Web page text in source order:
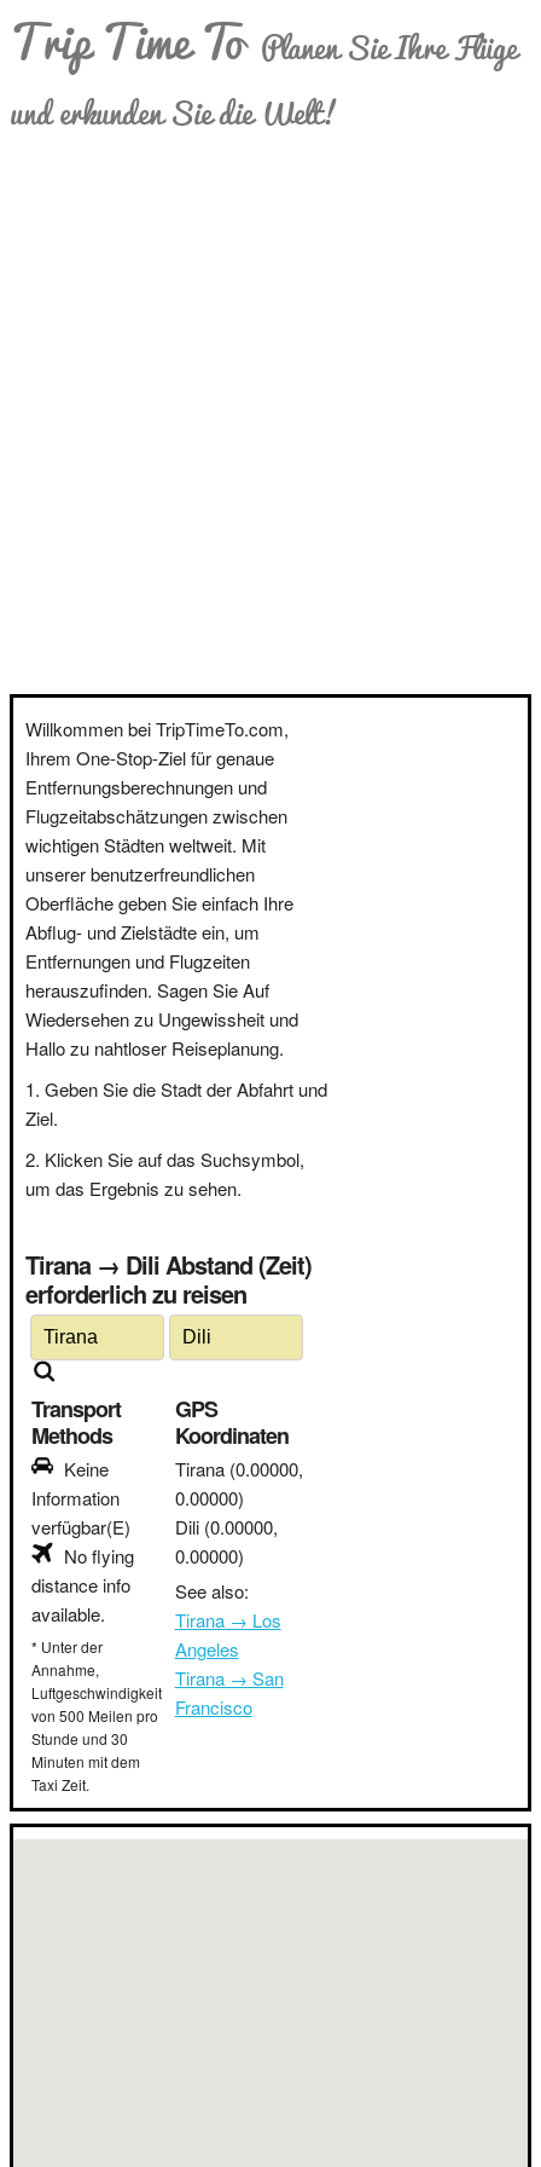
Trip Time To Planen Sie Ihre Flüge
und erkunden Sie die Welt!
Willkommen bei TripTimeTo.com,
Ihrem One-Stop-Ziel für genaue
Entfernungsberechnungen und
Flugzeitabschätzungen zwischen
wichtigen Städten weltweit. Mit
unserer benutzerfreundlichen
Oberfläche geben Sie einfach Ihre
Abflug- und Zielstädte ein, um
Entfernungen und Flugzeiten
herauszufinden. Sagen Sie Auf
Wiedersehen zu Ungewissheit und
Hallo zu nahtloser Reiseplanung.
Geben Sie die Stadt der Abfahrt und
Ziel.
Klicken Sie auf das Suchsymbol,
um das Ergebnis zu sehen.
Tirana → Dili Abstand (Zeit)
erforderlich zu reisen
Transport
Methods
Keine
Information
verfügbar(E)
No flying
distance info
available.
* Unter der
Annahme,
Luftgeschwindigkeit
von 500 Meilen pro
Stunde und 30
Minuten mit dem
Taxi Zeit.
GPS
Koordinaten
Tirana (0.00000,
0.00000)
Dili (0.00000,
0.00000)
See also:
Tirana → Los
Angeles
Tirana → San
Francisco